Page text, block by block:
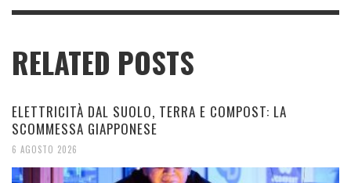
RELATED POSTS
ELETTRICITÀ DAL SUOLO, TERRA E COMPOST: LA
SCOMMESSA GIAPPONESE
6 AGOSTO 2026